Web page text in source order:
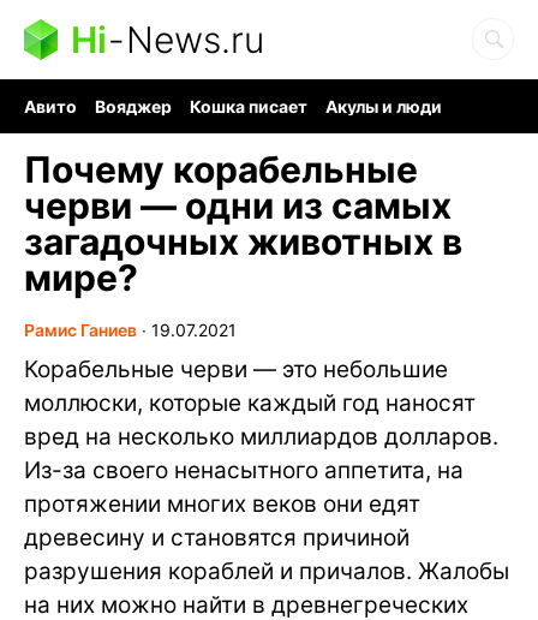
Hi-News.ru
Авито Вояджер Кошка писает
Акулы и люди
Почему корабельные
черви — одни из самых
загадочных животных в
мире?
Рамис Ганиев ∙ 19.07.2021
Корабельные черви — это небольшие
моллюски, которые каждый год наносят
вред на несколько миллиардов долларов.
Из-за своего ненасытного аппетита, на
протяжении многих веков они едят
древесину и становятся причиной
разрушения кораблей и причалов. Жалобы
на них можно найти в древнегреческих